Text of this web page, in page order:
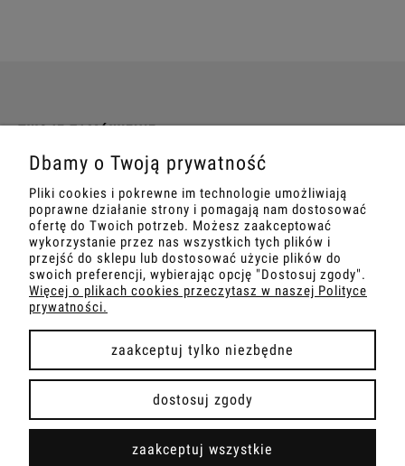
TWOJE ZAMÓWIENIE
INFORMACJE
MARKETING
SZKOLENIA
pokaż pełną wersję strony
Sklep internetowy Shoper Premium
Dbamy o Twoją prywatność
Pliki cookies i pokrewne im technologie umożliwiają
poprawne działanie strony i pomagają nam dostosować
ofertę do Twoich potrzeb. Możesz zaakceptować
wykorzystanie przez nas wszystkich tych plików i
przejść do sklepu lub dostosować użycie plików do
swoich preferencji, wybierając opcję "Dostosuj zgody".
Więcej o plikach cookies przeczytasz w naszej Polityce
prywatności.
zaakceptuj tylko niezbędne
dostosuj zgody
zaakceptuj wszystkie